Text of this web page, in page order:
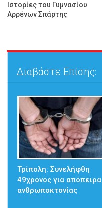
Ιστορίες του Γυμνασίου
Αρρένων Σπάρτης
Διαβάστε Επίσης:
Τρίπολη: Συνελήφθη
49χρονος για απόπειρα
ανθρωποκτονίας